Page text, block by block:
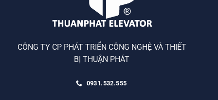
CÔNG TY CP PHÁT TRIỂN CÔNG NGHỆ VÀ THIẾT
BỊ THUẬN PHÁT
0931.532.555